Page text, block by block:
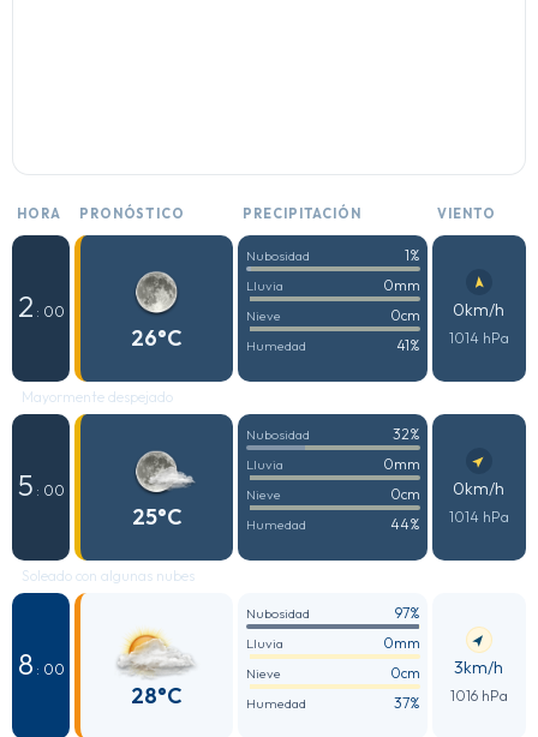
HORA PRONÓSTICO PRECIPITACIÓN VIENTO
2 : 00
26°C
Nubosidad 1%
Lluvia 0mm
Nieve 0cm
Humedad 41%
0km/h
1014 hPa
Mayormente despejado
5 : 00
25°C
Nubosidad 32%
Lluvia 0mm
Nieve 0cm
Humedad 44%
0km/h
1014 hPa
Soleado con algunas nubes
8 : 00
28°C
Nubosidad 97%
Lluvia 0mm
Nieve 0cm
Humedad 37%
3km/h
1016 hPa